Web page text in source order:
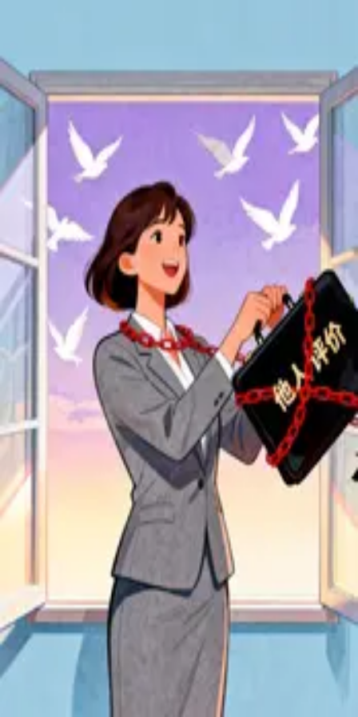
产品 定价 企业版
联系销售
免费开始
首页
精选
脚本转播客
热点转播客链接转播客 脚本转播客
非暴力沟通四步法，破解沟通困境
贞观之治：解码盛世的基因密码
陈可辛《酱园弄》深度解析
孙少平：平凡人的奋斗史诗
用课题分离解锁职场自由